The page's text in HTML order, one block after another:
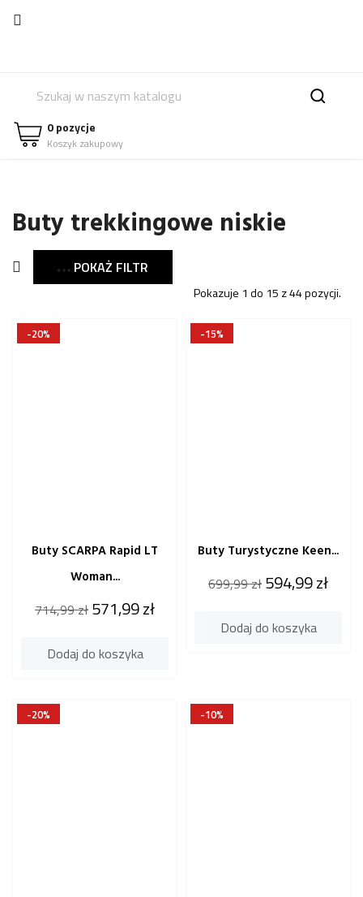

0 pozycje
Koszyk zakupowy
Buty trekkingowe niskie
 POKAŻ FILTR
Pokazuje 1 do 15 z 44 pozycji.
Buty SCARPA Rapid LT
Woman...
Cena
714,99 zł Cena
571,99 zł
Dodaj do koszyka
-20%
Buty Turystyczne Keen...
Cena
699,99 zł Cena
594,99 zł
Dodaj do koszyka
-15%
-20% -10%